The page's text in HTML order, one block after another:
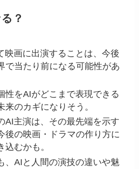
？
映画に出演することは、今後
で当たり前になる可能性があ
性をAIがどこまで表現できる
来のカギになりそう。
AI主演は、その最先端を示す
後の映画・ドラマの作り方に
込むかも。
、AIと人間の演技の違いや魅